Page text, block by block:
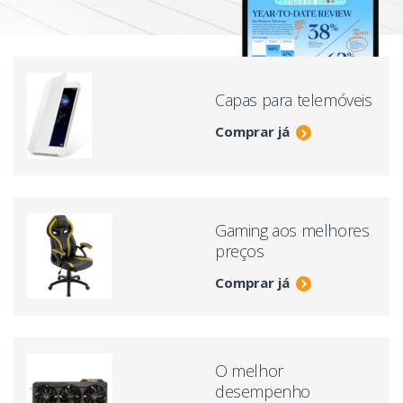
Capas para telemóveis
Comprar já
Gaming aos melhores
preços
Comprar já
O melhor
desempenho